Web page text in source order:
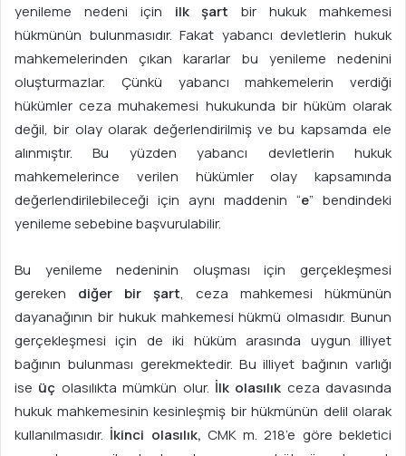
yenileme nedeni için ilk şart bir hukuk mahkemesi
hükmünün bulunmasıdır. Fakat yabancı devletlerin hukuk
mahkemelerinden çıkan kararlar bu yenileme nedenini
oluşturmazlar. Çünkü yabancı mahkemelerin verdiği
hükümler ceza muhakemesi hukukunda bir hüküm olarak
değil, bir olay olarak değerlendirilmiş ve bu kapsamda ele
alınmıştır. Bu yüzden yabancı devletlerin hukuk
mahkemelerince verilen hükümler olay kapsamında
değerlendirilebileceği için aynı maddenin “e” bendindeki
yenileme sebebine başvurulabilir.
Bu yenileme nedeninin oluşması için gerçekleşmesi
gereken diğer bir şart, ceza mahkemesi hükmünün
dayanağının bir hukuk mahkemesi hükmü olmasıdır. Bunun
gerçekleşmesi için de iki hüküm arasında uygun illiyet
bağının bulunması gerekmektedir. Bu illiyet bağının varlığı
ise üç olasılıkta mümkün olur. İlk olasılık ceza davasında
hukuk mahkemesinin kesinleşmiş bir hükmünün delil olarak
kullanılmasıdır. İkinci olasılık, CMK m. 218’e göre bekletici